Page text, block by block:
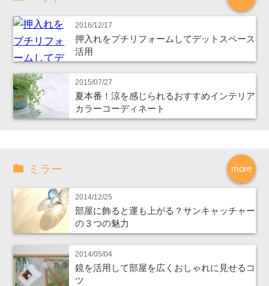
2016/12/17
押入れをプチリフォームしてデットスペース
活用
2015/07/27
夏本番！涼を感じられるおすすめインテリア
カラーコーディネート
more
ミラー
2014/12/25
部屋に飾ると運も上がる？サンキャッチャー
の３つの魅力
2014/05/04
鏡を活用して部屋を広くおしゃれに見せるコ
ツ